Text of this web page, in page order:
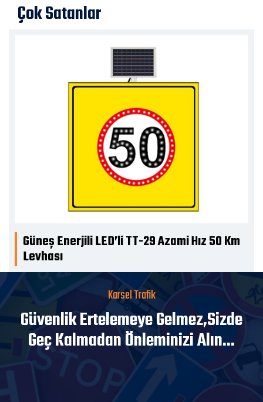
Çok Satanlar
Güneş Enerjili LED’li TT-29 Azami Hız 50 Km
Levhası
Karsel Trafik
Güvenlik Ertelemeye Gelmez,Sizde
Geç Kalmadan Önleminizi Alın...